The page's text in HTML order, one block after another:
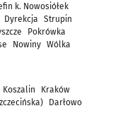
k. Nowosiółek
Dyrekcja
Strupin
Pokrówka
Nowiny Wólka
Koszalin
Kraków
Darłowo